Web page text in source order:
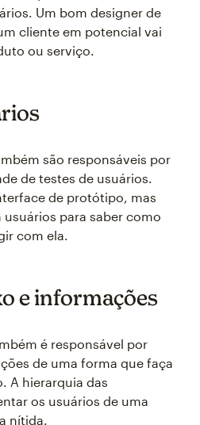
Um bom designer de
cliente em potencial vai
ou serviço.
são responsáveis por
de testes de usuários.
de protótipo, mas
para saber como
com ela.
e informações
é responsável por
de uma forma que faça
A hierarquia das
os usuários de uma
nítida.